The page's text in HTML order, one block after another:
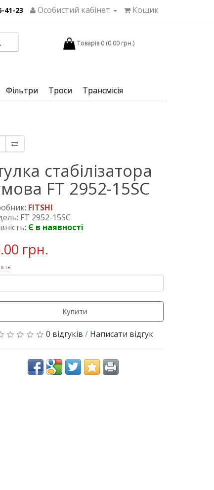
41-23 Особистий кабінет Кошик
Товарів 0 (0.00 грн.)
Фільтри Троси Трансмісія
стабілізатора
FT 2952-15SC
FITSHI
FT 2952-15SC
Є в наявності
грн.
Купити
0 відгуків / Написати відгук